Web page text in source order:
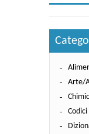
Testi scolastici
Carta Cultura e Carta
Arte/